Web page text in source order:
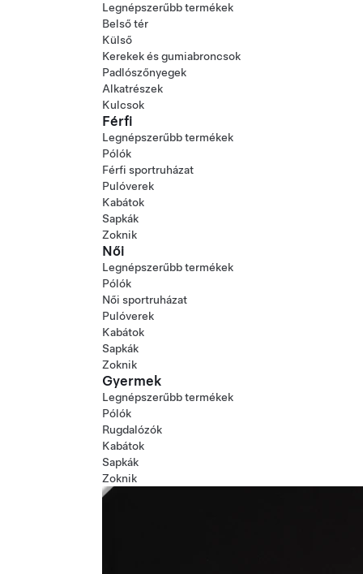
Legnépszerűbb termékek
Belső tér
Külső
Kerekek és gumiabroncsok
Padlószőnyegek
Alkatrészek
Kulcsok
Férfi
Legnépszerűbb termékek
Pólók
Férfi sportruházat
Pulóverek
Kabátok
Sapkák
Zoknik
Női
Legnépszerűbb termékek
Pólók
Női sportruházat
Pulóverek
Kabátok
Sapkák
Zoknik
Gyermek
Legnépszerűbb termékek
Pólók
Rugdalózók
Kabátok
Sapkák
Zoknik